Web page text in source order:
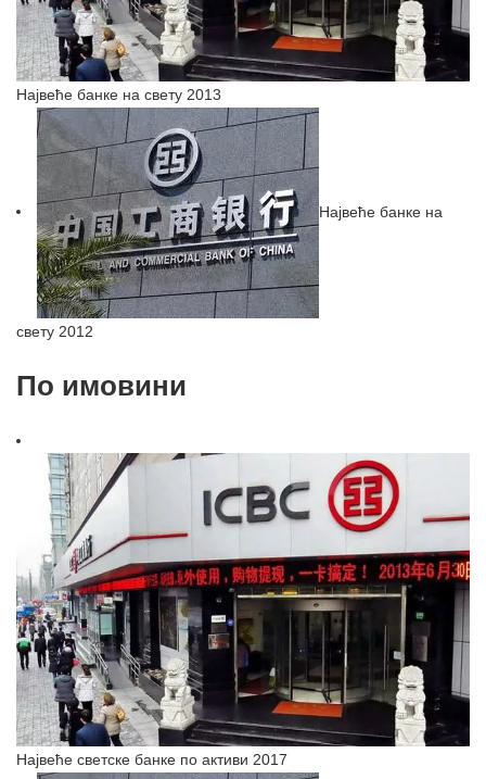
Највеће банке на свету 2013
Највеће банке на
свету 2012
По имовини
Највеће светске банке по активи 2017